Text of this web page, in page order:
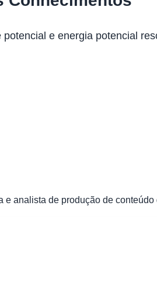
e energia potencial
e analista de produção de